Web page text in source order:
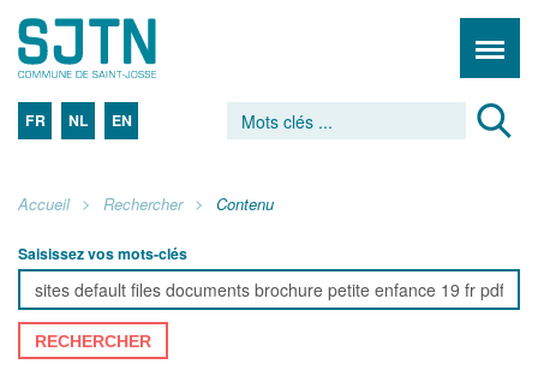
FR NL EN
Accueil Rechercher Contenu
Saisissez vos mots-clés
RECHERCHER